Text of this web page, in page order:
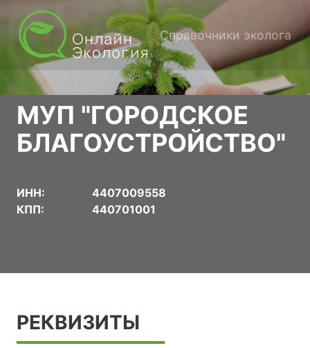
Справочники эколога
МУП "ГОРОДСКОЕ
БЛАГОУСТРОЙСТВО"
ИНН:
4407009558
КПП:
440701001
РЕКВИЗИТЫ